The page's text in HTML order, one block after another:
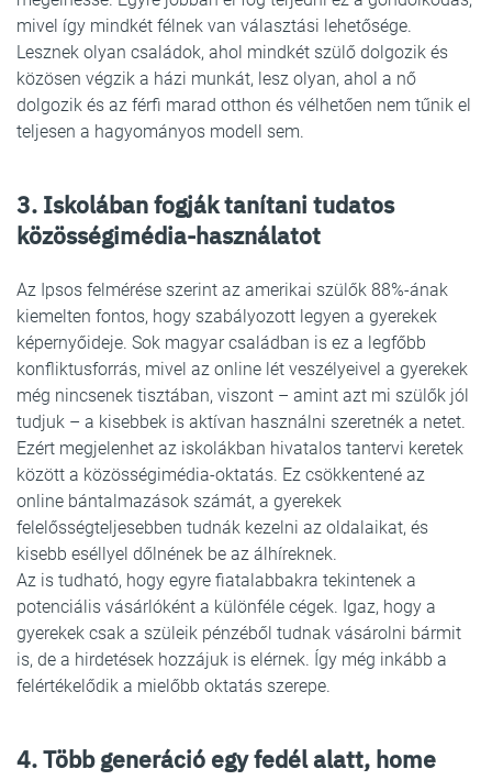
mivel így mindkét félnek van választási lehetősége.
Lesznek olyan családok, ahol mindkét szülő dolgozik és
közösen végzik a házi munkát, lesz olyan, ahol a nő
dolgozik és az férfi marad otthon és vélhetően nem tűnik el
teljesen a hagyományos modell sem.
3. Iskolában fogják tanítani tudatos
közösségimédia-használatot
Az Ipsos felmérése szerint az amerikai szülők 88%-ának
kiemelten fontos, hogy szabályozott legyen a gyerekek
képernyőideje. Sok magyar családban is ez a legfőbb
konfliktusforrás, mivel az online lét veszélyeivel a gyerekek
még nincsenek tisztában, viszont – amint azt mi szülők jól
tudjuk – a kisebbek is aktívan használni szeretnék a netet.
Ezért megjelenhet az iskolákban hivatalos tantervi keretek
között a közösségimédia-oktatás. Ez csökkentené az
online bántalmazások számát, a gyerekek
felelősségteljesebben tudnák kezelni az oldalaikat, és
kisebb eséllyel dőlnének be az álhíreknek.
Az is tudható, hogy egyre fiatalabbakra tekintenek a
potenciális vásárlóként a különféle cégek. Igaz, hogy a
gyerekek csak a szüleik pénzéből tudnak vásárolni bármit
is, de a hirdetések hozzájuk is elérnek. Így még inkább a
felértékelődik a mielőbb oktatás szerepe.
4. Több generáció egy fedél alatt, home